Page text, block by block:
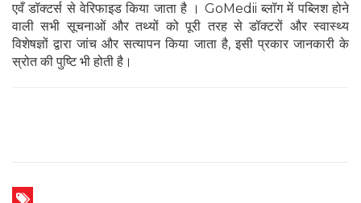
एवँ डॉक्टर्स से वेरिफाइड किया जाता है । GoMedii ब्लॉग में पब्लिश होने
वाली सभी सूचनाओं और तथ्यों को पूरी तरह से डॉक्टरों और स्वास्थ्य
विशेषज्ञों द्वारा जांच और सत्यापन किया जाता है, इसी प्रकार जानकारी के
स्रोत की पुष्टि भी होती है।